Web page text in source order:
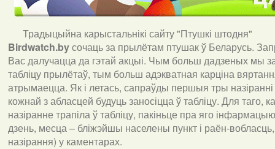
Традыцыйна карыстальнікі сайту "Птушкі штодня"
Birdwatch.byсочаць за прылётам птушак ў Беларусь.
Вас далучацца да гэтай акцыі. Чым больш дадзеных мы
табліцу прылётаў, тым больш адэкватная карціна
атрымаецца. Як і летась, сапраўды першыя тры
кожнай з абласцей будуць заносіцца ў табліцу. Для таго,
назіранне трапіла ў табліцу, пакіньце пра яго
дзень, месца – бліжэйшы населены пункт і раён-
назірання) у каментарах.